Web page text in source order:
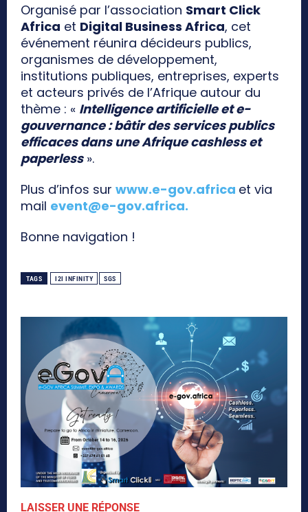
Organisé par l’association Smart Click
Africa et Digital Business Africa, cet
événement réunira décideurs publics,
organismes de développement,
institutions publiques, entreprises, experts
et acteurs privés de l’Afrique autour du
thème : « Intelligence artificielle et e-
gouvernance : bâtir des services publics
efficaces dans une Afrique cashless et
paperless».
Plus d’infos sur www.e-gov.africa et via
mail event@e-gov.africa.
Bonne navigation !
TAGS I2I INFINITY SGS
LAISSER UNE RÉPONSE